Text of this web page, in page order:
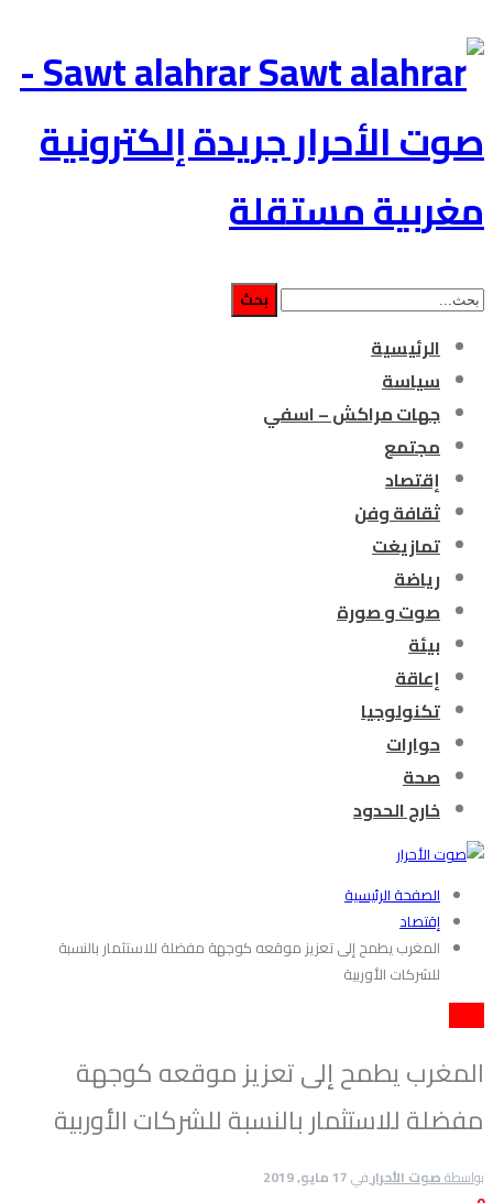
Sawt alahrar -
صوت الأحرار جريدة إلكترونية
مغربية مستقلة
الرئيسية
سياسة
جهات مراكش – اسفي
مجتمع
إقتصاد
ثقافة وفن
تمازيغت
رياضة
صوت و صورة
بيئة
إعاقة
تكنولوجيا
حوارات
صحة
خارج الحدود
الصفحة الرئيسية
إقتصاد
المغرب يطمح إلى تعزيز موقعه كوجهة مفضلة للاستثمار بالنسبة
للشركات الأوربية
المغرب يطمح إلى تعزيز موقعه كوجهة
مفضلة للاستثمار بالنسبة للشركات الأوربية
بواسطةصوت الأحرارفي17 مايو, 2019